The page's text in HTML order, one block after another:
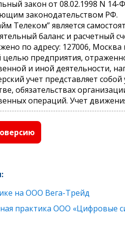
закон от 08.02.1998 N 14-
законодательством РФ.
Телеком” является
баланс и расчетный
по адресу: 127006, Москва
целью предприятия,
и иной деятельности,
учет представляет
обязательствах
операций. Учет
на ООО Вега-Трейд
практика ООО «Цифровые